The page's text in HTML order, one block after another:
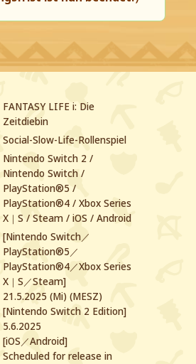
FANTASY LIFE i: Die
Zeitdiebin
Social-Slow-Life-Rollenspiel
Nintendo Switch 2 /
Nintendo Switch /
PlayStation®5 /
PlayStation®4 / Xbox Series
X｜S / Steam / iOS / Android
[Nintendo Switch／
PlayStation®5／
PlayStation®4／Xbox Series
X｜S／Steam]
21.5.2025 (Mi) (MESZ)
[Nintendo Switch 2 Edition]
5.6.2025
[iOS／Android]
Scheduled for release in